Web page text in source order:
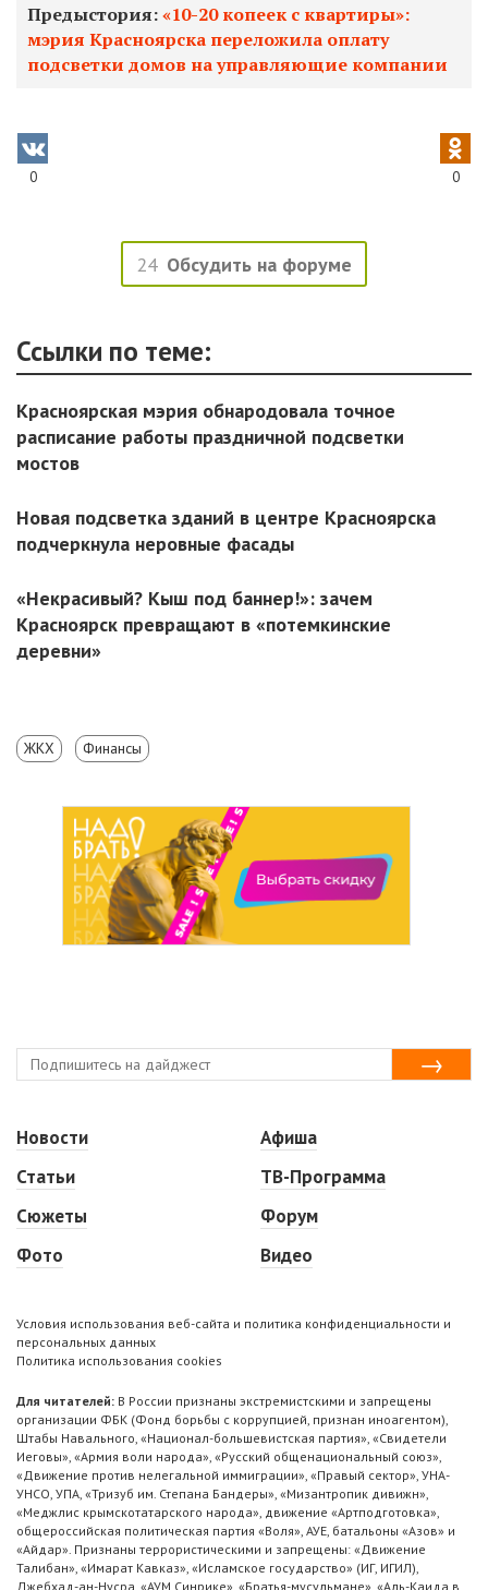
Предыстория:«10-20 копеек с квартиры»:
мэрия Красноярска переложила оплату
подсветки домов на управляющие компании
0 0
24 Обсудить на форуме
Ссылки по теме:
Красноярская мэрия обнародовала точное
расписание работы праздничной подсветки
мостов
Новая подсветка зданий в центре Красноярска
подчеркнула неровные фасады
«Некрасивый? Кыш под баннер!»: зачем
Красноярск превращают в «потемкинские
деревни»
ЖКХ Финансы
Новости
Статьи
Сюжеты
Фото
Афиша
ТВ-Программа
Форум
Видео
Условия использования веб-сайта и политика конфиденциальности и
персональных данных
Политика использования cookies
Для читателей: В России признаны экстремистскими и запрещены
организации ФБК (Фонд борьбы с коррупцией, признан иноагентом),
Штабы Навального, «Национал-большевистская партия», «Свидетели
Иеговы», «Армия воли народа», «Русский общенациональный союз»,
«Движение против нелегальной иммиграции», «Правый сектор», УНА-
УНСО, УПА, «Тризуб им. Степана Бандеры», «Мизантропик дивижн»,
«Меджлис крымскотатарского народа», движение «Артподготовка»,
общероссийская политическая партия «Воля», АУЕ, батальоны «Азов» и
«Айдар». Признаны террористическими и запрещены: «Движение
Талибан», «Имарат Кавказ», «Исламское государство» (ИГ, ИГИЛ),
Джебхад-ан-Нусра, «АУМ Синрике», «Братья-мусульмане», «Аль-Каида в